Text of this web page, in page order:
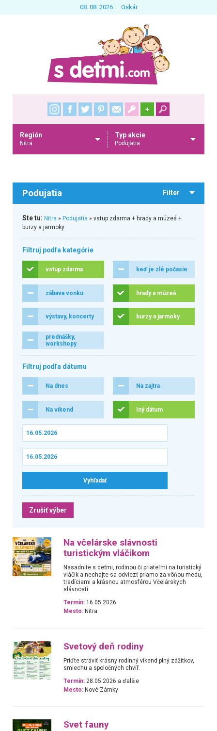
08. 08. 2026 Oskár
+
Región
Nitra
Typ akcie
Podujatia
Podujatia Filter
Ste tu: Nitra » Podujatia » vstup zdarma + hrady a múzeá +
burzy a jarmoky
Filtruj podľa kategórie
vstup zdarma keď je zlé počasie
zábava vonku hrady a múzeá
výstavy, koncerty burzy a jarmoky
prednášky,
workshopy
Filtruj podľa dátumu
Na dnes Na zajtra
Na víkend Iný dátum
Zrušiť výber
Na včelárske slávnosti
turistickým vláčikom
Nasadnite s deťmi, rodinou či priateľmi na turistický
vláčik a nechajte sa odviezť priamo za vôňou medu,
tradíciami a krásnou atmosférou Včelárskych
slávností.
Termín: 16.05.2026
Mesto: Nitra
Svetový deň rodiny
Príďte stráviť krásny rodinný víkend plný zážitkov,
smiechu a spoločných chvíľ.
Termín: 28.05.2026 a ďalšie
Mesto: Nové Zámky
Svet fauny